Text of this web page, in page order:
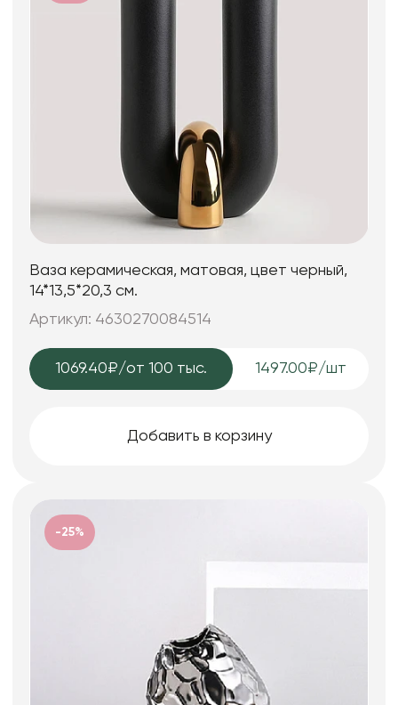
Ваза керамическая, матовая, цвет черный,
14*13,5*20,3 см.
Артикул: 4630270084514
1069.40₽/от 100 тыс. 1497.00₽/шт
Добавить в корзину
-25%